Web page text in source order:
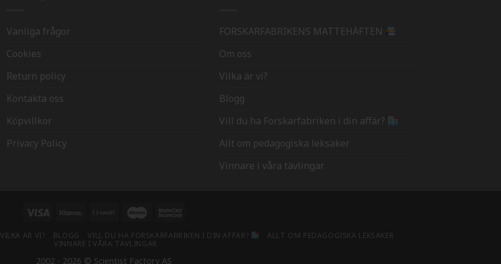
Vanliga frågor
Cookies
Return policy
Kontakta oss
Köpvillkor
Privacy Policy
FORSKARFABRIKENS MATTEHÄFTEN
Om oss
Vilka är vi?
Blogg
Vill du ha Forskarfabriken i din affär?
Allt om pedagogiska leksaker
Vinnare i våra tävlingar
Visa Klarna
Swish
Maestro
VILKA ÄR VI? BLOGG VILL DU HA FORSKARFABRIKEN I DIN AFFÄR?
ALLT OM PEDAGOGISKA LEKSAKER
VINNARE I VÅRA TÄVLINGAR
2002 - 2026 © Scientist Factory AS